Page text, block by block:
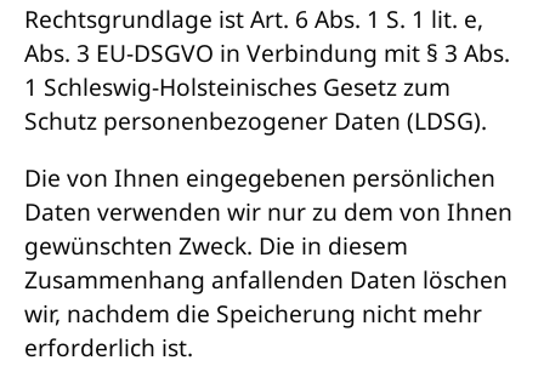
Rechtsgrundlage ist Art. 6 Abs. 1 S. 1 lit. e,
Abs. 3 EU-DSGVO in Verbindung mit § 3 Abs.
1 Schleswig-Holsteinisches Gesetz zum
Schutz personenbezogener Daten (LDSG).
Die von Ihnen eingegebenen persönlichen
Daten verwenden wir nur zu dem von Ihnen
gewünschten Zweck. Die in diesem
Zusammenhang anfallenden Daten löschen
wir, nachdem die Speicherung nicht mehr
erforderlich ist.